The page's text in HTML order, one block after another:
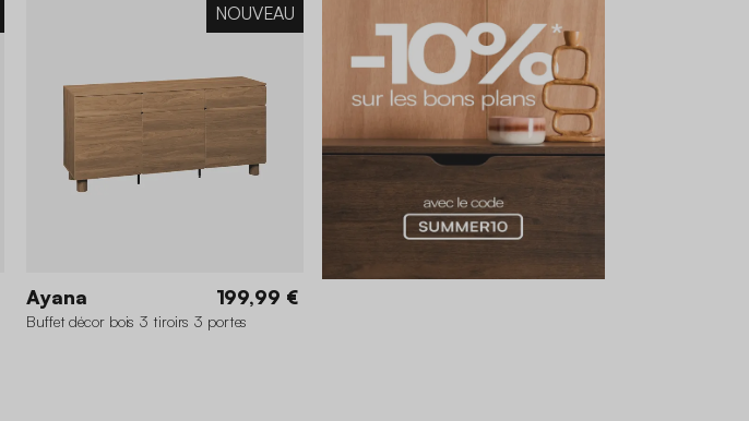
NOUVEAU
Ayana 199,99 €
Buffet décor bois 3 tiroirs 3 portes